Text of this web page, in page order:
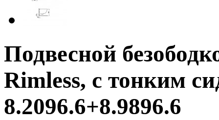
Подвесной
Rimless, с тонким
8.2096.6+8.9896.6